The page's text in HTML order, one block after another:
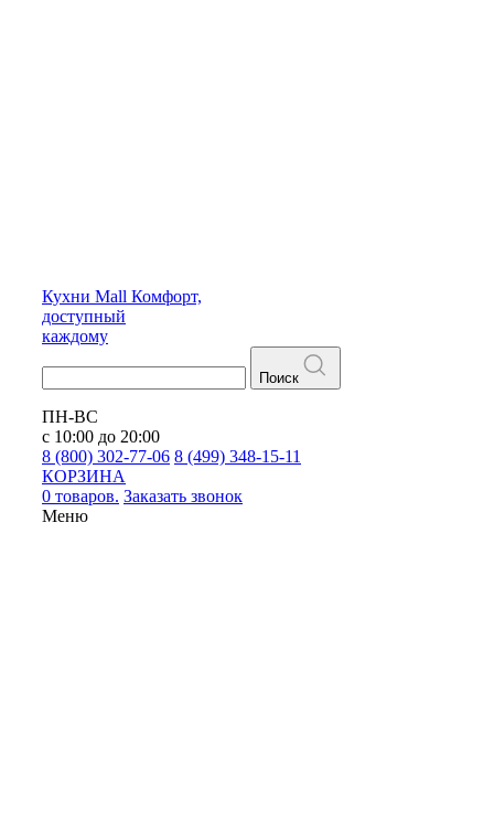
Кухни Mall Комфорт,
доступный
каждому
Поиск
ПН-ВС
с 10:00 до 20:00
8 (800) 302-77-06 8 (499) 348-15-11
КОРЗИНА
0 товаров. Заказать звонок
Меню